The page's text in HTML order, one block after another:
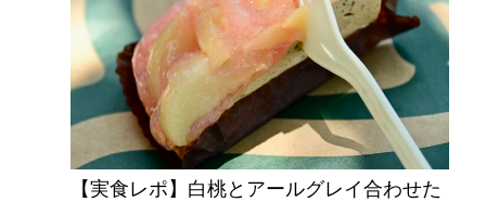
【実食レポ】白桃とアールグレイ合わせた